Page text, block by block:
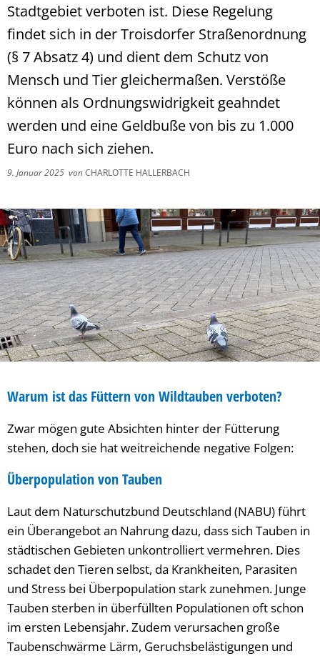
Stadtgebiet verboten ist. Diese Regelung
findet sich in der Troisdorfer Straßenordnung
(§ 7 Absatz 4) und dient dem Schutz von
Mensch und Tier gleichermaßen. Verstöße
können als Ordnungswidrigkeit geahndet
werden und eine Geldbuße von bis zu 1.000
Euro nach sich ziehen.
9. Januar 2025 vonCHARLOTTE HALLERBACH
Warum ist das Füttern von Wildtauben verboten?
Zwar mögen gute Absichten hinter der Fütterung
stehen, doch sie hat weitreichende negative Folgen:
Überpopulation von Tauben
Laut dem Naturschutzbund Deutschland (NABU) führt
ein Überangebot an Nahrung dazu, dass sich Tauben in
städtischen Gebieten unkontrolliert vermehren. Dies
schadet den Tieren selbst, da Krankheiten, Parasiten
und Stress bei Überpopulation stark zunehmen. Junge
Tauben sterben in überfüllten Populationen oft schon
im ersten Lebensjahr. Zudem verursachen große
Taubenschwärme Lärm, Geruchsbelästigungen und